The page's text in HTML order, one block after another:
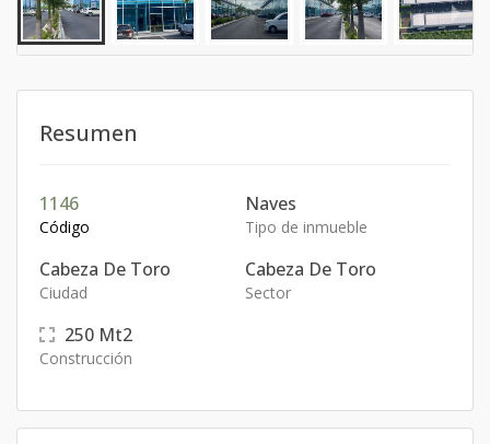
Resumen
1146
Código
Naves
Tipo de inmueble
Cabeza De Toro
Ciudad
Cabeza De Toro
Sector
250 Mt2
Construcción